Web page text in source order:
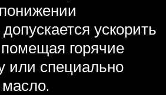
ускорить
горячие
или специально